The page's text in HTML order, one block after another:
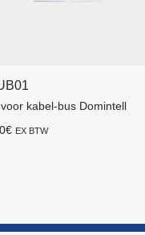
kabel-bus Domintell
€ EX BTW